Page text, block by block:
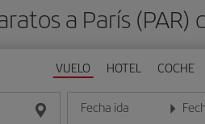
a París
VUELO HOTEL COCHE
Fecha ida
Introduce la fecha en